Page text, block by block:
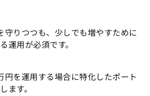
守りつつも、少しでも増やすために
運用が必須です。
円を運用する場合に特化したポート
ます。